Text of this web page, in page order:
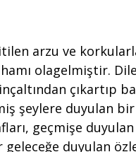
arzu ve
olagelmiştir.
çıkartıp
şeylere duyulan
geçmişe
duyulan